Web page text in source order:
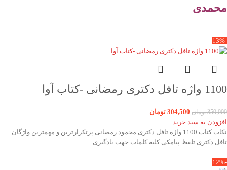
محمدی
-13%
1100 واژه تافل دکتری رمضانی -کتاب آوا
350,000 تومان 304,500 تومان
افزودن به سبد خرید
نکات کتاب 1100 واژه تافل دکتری محمود رمضانی پرتکرارترین و مهمترین واژگان
تافل دکتری تلفظ پیامکی کلیه کلمات جهت یادگیری
-12%